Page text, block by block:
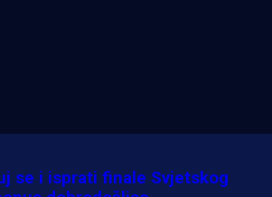
se i isprati finale Svjetskog